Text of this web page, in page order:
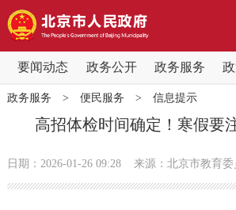
要闻动态 政务公开 政务服务
要闻动态
党中央精神 国务院信息
政务服务 > 便民服务 > 信息提示
高招体检时间确定！寒假
日期：2026-01-26 09:28 来源：北京市教育委